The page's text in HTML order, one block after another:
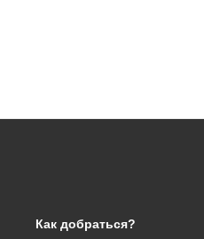
Как добраться?